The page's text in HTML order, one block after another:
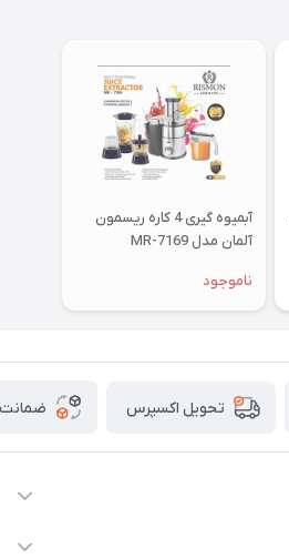
آبمیوه گیری 4 کاره ریسمون
آلمان مدل MR-7169
ناموجود
تحویل اکسپرس ضمانت